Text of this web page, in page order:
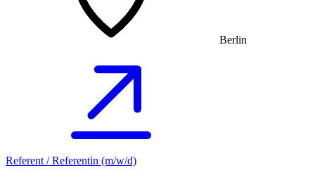
Berlin
Referent / Referentin (m/w/d)